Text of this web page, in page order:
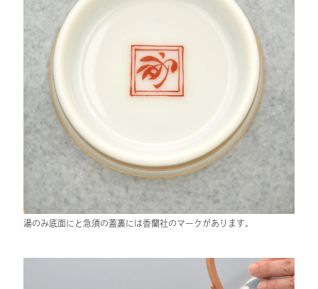
湯のみ底面にと急須の蓋裏には香蘭社のマークがあります。